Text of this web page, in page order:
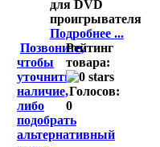
для DVD
проигрывателя
Подробнее ...
Позвоните,
чтобы
уточнить
наличие,
либо
подобрать
альтернативный
Рейтинг
товара:
Голосов:
0